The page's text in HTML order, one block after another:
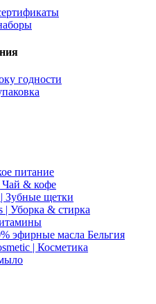
годности
питание
Чай & кофе
Зубные щетки
| Уборка & стирка
эфирные масла Бельгия
| Косметика